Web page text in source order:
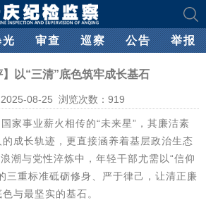
光 审查 巡察 公告 举报
】以“三清”底色筑牢成长基石
08-25 浏览次数： 919
家事业薪火相传的“未来星”，其廉洁素
成长轨迹，更直接涵养着基层政治生态
潮与党性淬炼中，年轻干部尤需以“信仰
三重标准砥砺修身、严于律己，让清正廉
与最坚实的基石。